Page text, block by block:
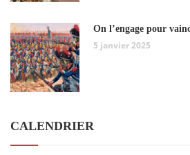
On l’engage pour
5 janvier 2025
CALENDRIER